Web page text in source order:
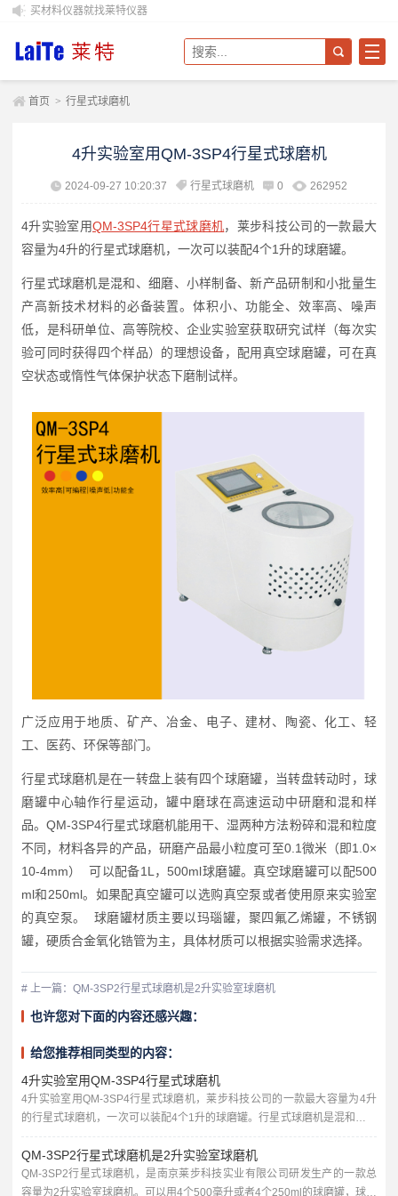
买材料仪器就找莱特仪器
首页 > 行星式球磨机
4升实验室用QM-3SP4行星式球磨机
2024-09-27 10:20:37 行星式球磨机 0 262952
4升实验室用QM-3SP4行星式球磨机，莱步科技公司的一款最大
容量为4升的行星式球磨机，一次可以装配4个1升的球磨罐。
行星式球磨机是混和、细磨、小样制备、新产品研制和小批量生
产高新技术材料的必备装置。体积小、功能全、效率高、噪声
低，是科研单位、高等院校、企业实验室获取研究试样（每次实
验可同时获得四个样品）的理想设备，配用真空球磨罐，可在真
空状态或惰性气体保护状态下磨制试样。
广泛应用于地质、矿产、冶金、电子、建材、陶瓷、化工、轻
工、医药、环保等部门。
行星式球磨机是在一转盘上装有四个球磨罐，当转盘转动时，球
磨罐中心轴作行星运动，罐中磨球在高速运动中研磨和混和样
品。QM-3SP4行星式球磨机能用干、湿两种方法粉碎和混和粒度
不同，材料各异的产品，研磨产品最小粒度可至0.1微米（即1.0×
10-4mm） 可以配备1L，500ml球磨罐。真空球磨罐可以配500
ml和250ml。如果配真空罐可以选购真空泵或者使用原来实验室
的真空泵。 球磨罐材质主要以玛瑙罐，聚四氟乙烯罐，不锈钢
罐，硬质合金氧化锆管为主，具体材质可以根据实验需求选择。
# 上一篇：QM-3SP2行星式球磨机是2升实验室球磨机
也许您对下面的内容还感兴趣：
给您推荐相同类型的内容：
4升实验室用QM-3SP4行星式球磨机
4升实验室用QM-3SP4行星式球磨机，莱步科技公司的一款最大容量为4升
的行星式球磨机，一次可以装配4个1升的球磨罐。行星式球磨机是混和、细
磨、小样制备、新产品研制和小批量生产高新技术材料的必备装置。体积
小、功能全、效率高、噪声低，是科研单位、高等院校、企业实验室获取研
究试样（每次实验可同时获得四个样品）的理想设备，配用真空球磨罐，可
在真空状态或惰性气体保护状态下磨制试样。广泛应用于地质、矿产、冶...
QM-3SP2行星式球磨机是2升实验室球磨机
QM-3SP2行星式球磨机，是南京莱步科技实业有限公司研发生产的一款总
容量为2升实验室球磨机。可以用4个500毫升或者4个250ml的球磨罐，球磨